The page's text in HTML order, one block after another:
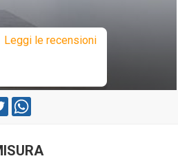
Leggi le recensioni